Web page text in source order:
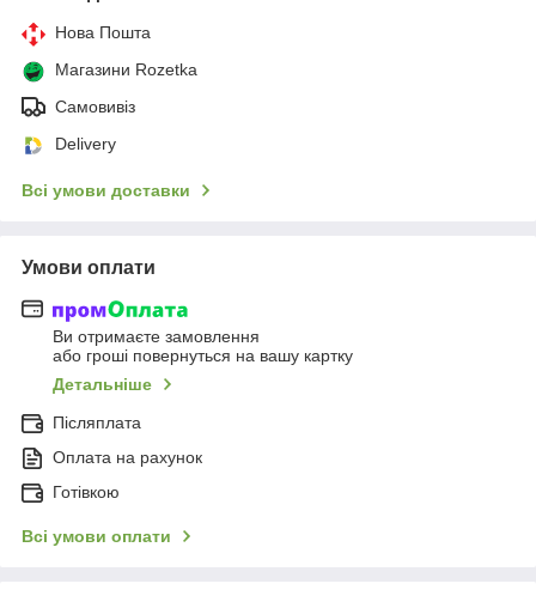
Нова Пошта
Магазини Rozetka
Самовивіз
Delivery
Всі умови доставки
Умови оплати
Ви отримаєте замовлення
або гроші повернуться на вашу картку
Детальніше
Післяплата
Оплата на рахунок
Готівкою
Всі умови оплати